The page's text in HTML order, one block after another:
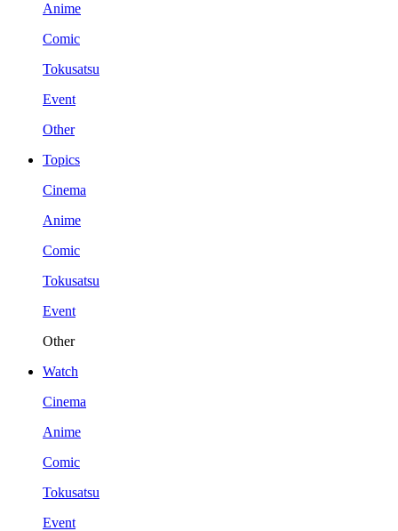
Anime
Comic
Tokusatsu
Event
Other
Topics
Cinema
Anime
Comic
Tokusatsu
Event
Other
Watch
Cinema
Anime
Comic
Tokusatsu
Event